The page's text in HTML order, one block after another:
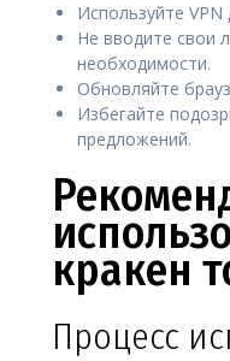
Используйте
Не вводите свои
необходимости.
Обновляйте
Избегайте
предложений.
кракен
Процесс